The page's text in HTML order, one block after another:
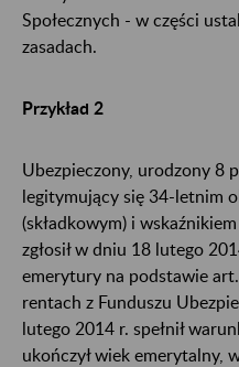
Społecznych - w części
zasadach.
Przykład 2
Ubezpieczony, urodzony 8
legitymujący się 34-letnim
(składkowym) i
zgłosił w dniu 18 lutego
emerytury na podstawie
rentach z Funduszu
lutego 2014 r. spełnił
ukończył wiek emerytalny,